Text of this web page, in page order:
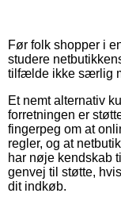
Før folk shopper i
studere
tilfælde ikke særlig
Et nemt alternativ
forretningen er
fingerpeg om at
regler, og at
har nøje kendskab
genvej til støtte,
dit indkøb.